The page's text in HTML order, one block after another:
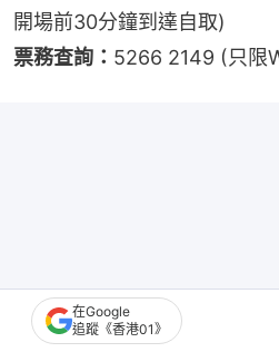
開場前30分鐘到達自取)
票務查詢： 5266 2149 (只限
在Google
追蹤《香港01》